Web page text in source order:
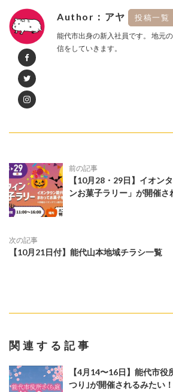
Author：アヤ 投稿一覧
能代市出身の新入社員です。 地元
信をしていきます。
前の記事
【10月28・29日】イオン
ンお菓子ラリー」が開催さ
次の記事
【10月21日付】能代山本地域チラシ一覧
関連する記事
【4月14〜16日】能代市
つり｣が開催されるみたい！